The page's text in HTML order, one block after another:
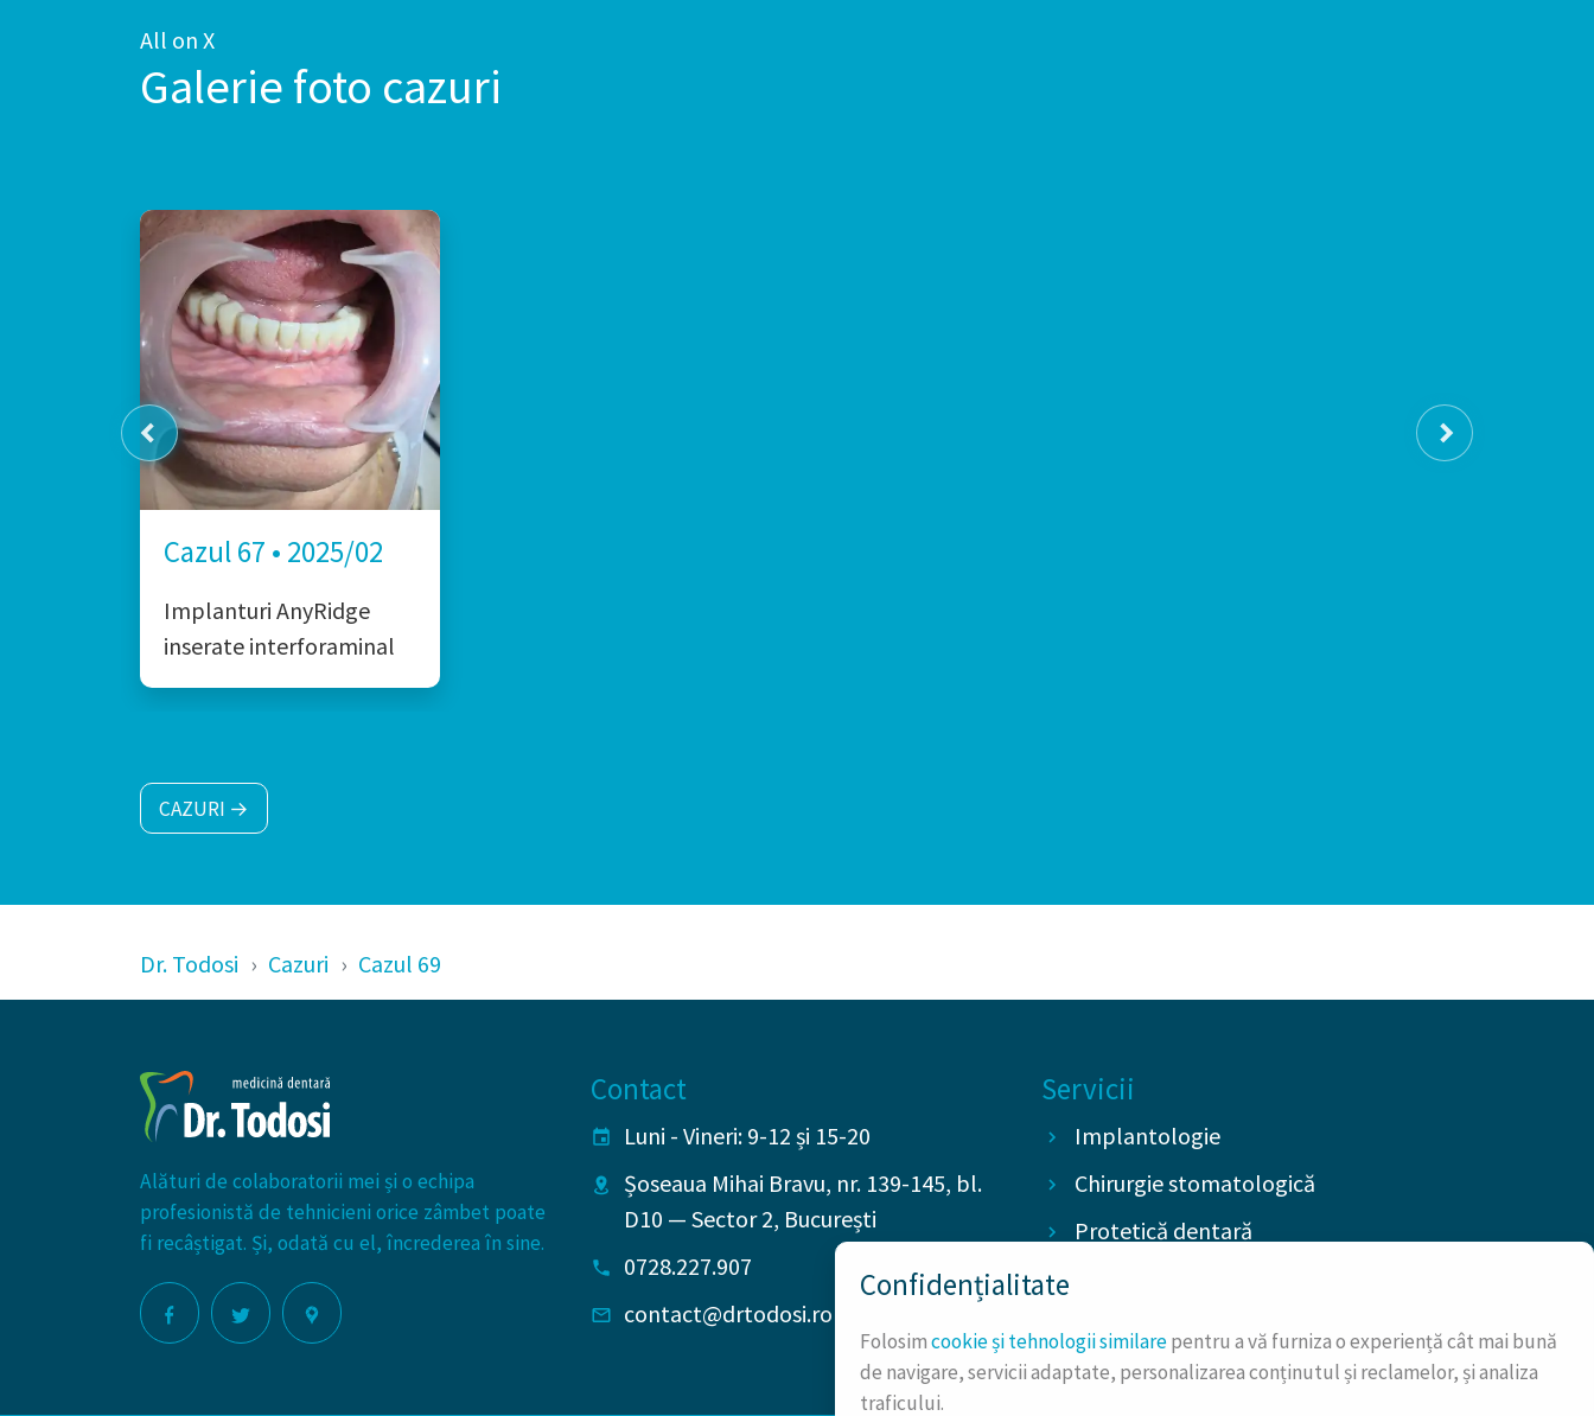
All on X
Galerie foto cazuri
Cazul 67 • 2025/02
Implanturi AnyRidge
inserate interforaminal
CAZURI →
Dr. Todosi Cazuri Cazul 69
Alături de colaboratorii mei și o echipa
profesionistă de tehnicieni orice zâmbet poate
fi recâștigat. Și, odată cu el, încrederea în sine.
Contact
Luni - Vineri: 9-12 și 15-20
Șoseaua Mihai Bravu, nr. 139-145, bl.
D10 — Sector 2, București
0728.227.907
contact@drtodosi.ro
Servicii
Implantologie
Chirurgie stomatologică
Protetică dentară
Parodontologie
Confidențialitate
Folosimcookie și tehnologii similarepentru a vă furniza o experiență cât mai bună
de navigare, servicii adaptate, personalizarea conținutul și reclamelor, și analiza
traficului.